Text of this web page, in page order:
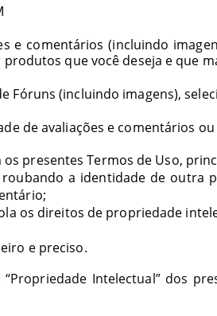
e comentários (incluindo
que você deseja e que
Fóruns (incluindo imagens),
de avaliações e comentários
presentes Termos de Uso,
a identidade de outra
os direitos de propriedade
e preciso.
“Propriedade Intelectual” dos